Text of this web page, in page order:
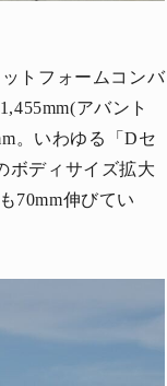
トフォームコンバ
アバント
。いわゆる「Dセ
ボディサイズ拡大
70mm伸びてい